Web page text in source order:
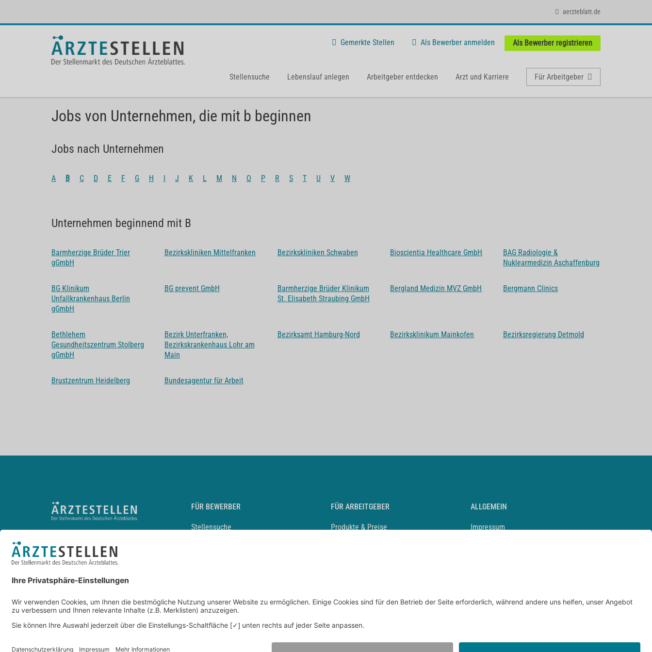
aerzteblatt.de
Gemerkte Stellen Als Bewerber anmelden Als Bewerber registrieren
Stellensuche Lebenslauf anlegen Arbeitgeber entdecken Arzt und Karriere Für Arbeitgeber
Jobs von Unternehmen, die mit b beginnen
Jobs nach Unternehmen
A B C D E F G H I J K L M N O P R S T U V W
Unternehmen beginnend mit B
Barmherzige Brüder Trier
gGmbH
Bezirkskliniken Mittelfranken Bezirkskliniken Schwaben Bioscientia Healthcare GmbH
BAG Radiologie &
Nuklearmedizin Aschaffenburg
BG Klinikum
Unfallkrankenhaus Berlin
gGmbH
BG prevent GmbH
Barmherzige Brüder Klinikum
St. Elisabeth Straubing GmbH
Bergland Medizin MVZ GmbH Bergmann Clinics
Bethlehem
Gesundheitszentrum Stolberg
gGmbH
Bezirk Unterfranken,
Bezirkskrankenhaus Lohr am
Main
Bezirksamt Hamburg-Nord Bezirksklinikum Mainkofen Bezirksregierung Detmold
Brustzentrum Heidelberg Bundesagentur für Arbeit
FÜR BEWERBER
Stellensuche
Durchsuchen Sie den Stellenkatalog
FÜR ARBEITGEBER
Produkte & Preise
ALLGEMEIN
Impressum